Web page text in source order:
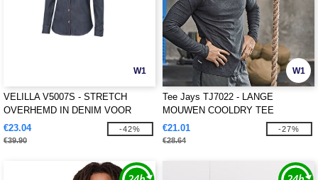
W1
VELILLA V5007S - STRETCH
OVERHEMD IN DENIM VOOR
DAMES
€23.04
€39.90
-42%
W1
Tee Jays TJ7022 - LANGE
MOUWEN COOLDRY TEE
€21.01
€28.64
-27%